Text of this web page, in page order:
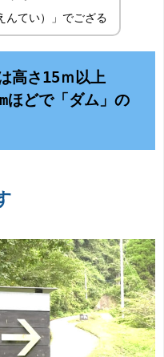
んてい）」でござる
高さ15ｍ以上
ほどで「ダム」の